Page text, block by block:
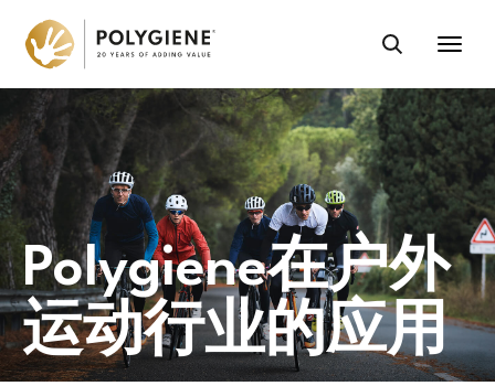
Polygiene在户外
运动行业的应用